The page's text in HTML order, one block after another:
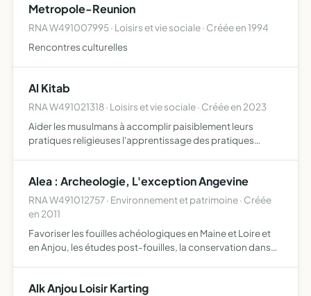
Metropole-Reunion
RNA W491007995 · Loisirs et vie sociale · Créée en 1994
Rencontres culturelles
Al Kitab
RNA W491021318 · Loisirs et vie sociale · Créée en 2023
Aider les musulmans à accomplir paisiblement leurs
pratiques religieuses l'apprentissage des pratiques
caractère …
Alea : Archeologie, L'exception Angevine
RNA W491012757 · Environnement et patrimoine · Créée
en 2011
Favoriser les fouilles achéologiques en Maine et Loire et
en Anjou, les études post-fouilles, la conservation dans
Alk Anjou Loisir Karting